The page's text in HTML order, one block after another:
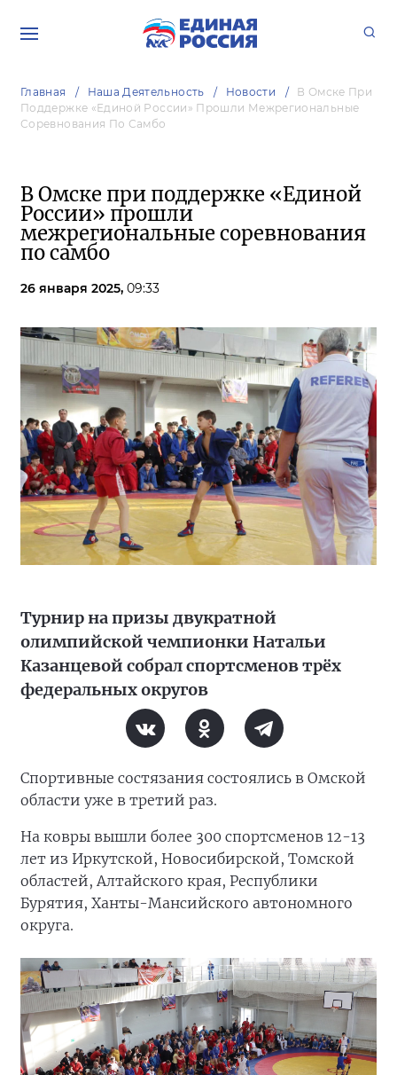
Главная Наша Деятельность Новости
В Омске При
Поддержке «Единой России» Прошли Межрегиональные
Соревнования По Самбо
В Омске при поддержке «Единой
России» прошли
межрегиональные соревнования
по самбо
26 января 2025, 09:33
Турнир на призы двукратной
олимпийской чемпионки Натальи
Казанцевой собрал спортсменов трёх
федеральных округов
Спортивные состязания состоялись в Омской
области уже в третий раз.
На ковры вышли более 300 спортсменов 12-13
лет из Иркутской, Новосибирской, Томской
областей, Алтайского края, Республики
Бурятия, Ханты-Мансийского автономного
округа.